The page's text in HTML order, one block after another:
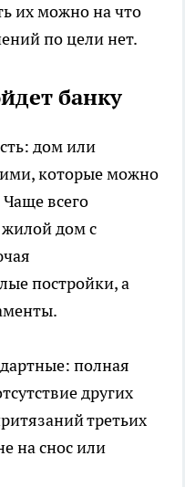
их можно на что
по цели нет.
банку
дом или
которые можно
всего
дом с
постройки, а
полная
других
третьих
на снос или